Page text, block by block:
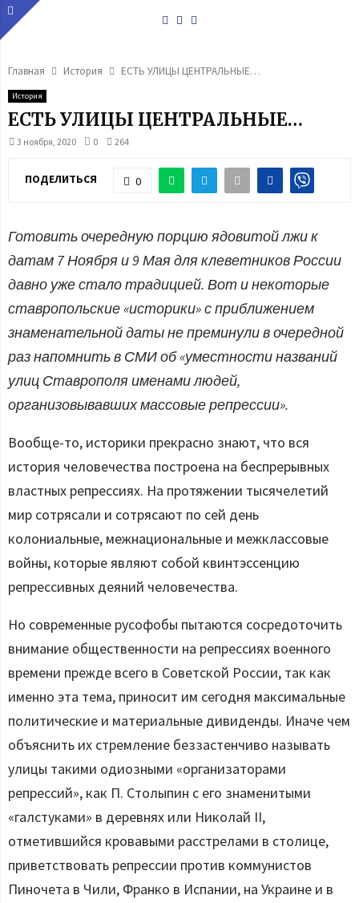
Youtube
Vk
Главная История ЕСТЬ УЛИЦЫ ЦЕНТРАЛЬНЫЕ…
История
ЕСТЬ УЛИЦЫ ЦЕНТРАЛЬНЫЕ…
3 ноября, 2020 0 264
ПОДЕЛИТЬСЯ 0
Готовить очередную порцию ядовитой лжи к
датам 7 Ноября и 9 Мая для клеветников России
давно уже стало традицией. Вот и некоторые
ставропольские «историки» с приближением
знаменательной даты не преминули в очередной
раз напомнить в СМИ об «уместности названий
улиц Ставрополя именами людей,
организовывавших массовые репрессии».
Вообще-то, историки прекрасно знают, что вся
история человечества построена на беспрерывных
властных репрессиях. На протяжении тысячелетий
мир сотрясали и сотрясают по сей день
колониальные, межнациональные и межклассовые
войны, которые являют собой квинтэссенцию
репрессивных деяний человечества.
Но современные русофобы пытаются сосредоточить
внимание общественности на репрессиях военного
времени прежде всего в Советской России, так как
именно эта тема, приносит им сегодня максимальные
политические и материальные дивиденды. Иначе чем
объяснить их стремление беззастенчиво называть
улицы такими одиозными «организаторами
репрессий», как П. Столыпин с его знаменитыми
«галстуками» в деревнях или Николай II,
отметившийся кровавыми расстрелами в столице,
приветствовать репрессии против коммунистов
Пиночета в Чили, Франко в Испании, на Украине и в